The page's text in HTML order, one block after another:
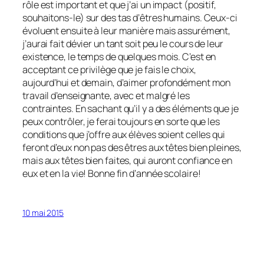
rôle est important et que j’ai un impact (positif,
souhaitons-le) sur des tas d’êtres humains. Ceux-ci
évoluent ensuite à leur manière mais assurément,
j’aurai fait dévier un tant soit peu le cours de leur
existence, le temps de quelques mois. C’est en
acceptant ce privilège que je fais le choix,
aujourd’hui et demain, d’aimer profondément mon
travail d’enseignante, avec et malgré les
contraintes. En sachant qu’il y a des éléments que je
peux contrôler, je ferai toujours en sorte que les
conditions que j’offre aux élèves soient celles qui
feront d’eux non pas des êtres aux têtes bien pleines,
mais aux têtes bien faites, qui auront confiance en
eux et en la vie! Bonne fin d’année scolaire!
10 mai 2015